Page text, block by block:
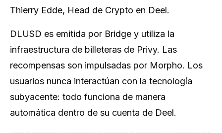
Thierry Edde, Head de Crypto en Deel.
DLUSD es emitida por Bridge y utiliza la
infraestructura de billeteras de Privy. Las
recompensas son impulsadas por Morpho. Los
usuarios nunca interactúan con la tecnología
subyacente: todo funciona de manera
automática dentro de su cuenta de Deel.